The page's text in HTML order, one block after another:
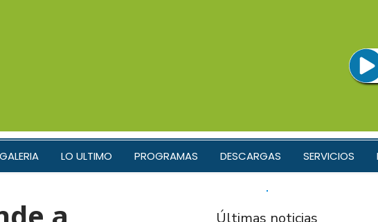
GALERIA LO ULTIMO PROGRAMAS DESCARGAS SERVICIOS
Últimas noticias